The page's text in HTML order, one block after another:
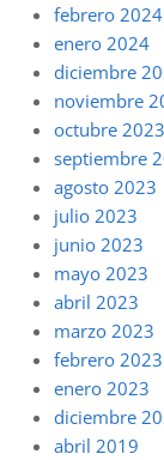
febrero 2024
enero 2024
diciembre
noviembre
octubre 2023
septiembre
agosto 2023
julio 2023
junio 2023
mayo 2023
abril 2023
marzo 2023
febrero 2023
enero 2023
diciembre
abril 2019